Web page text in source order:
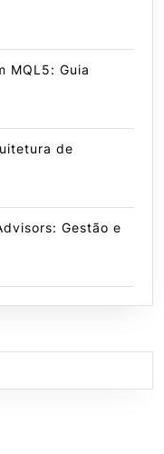
MQL5: Guia
de
Gestão e